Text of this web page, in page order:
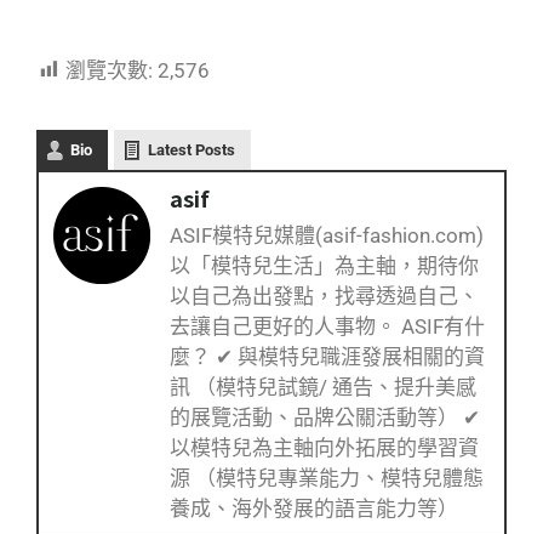
瀏覽次數: 2,576
Bio Latest Posts
asif
ASIF模特兒媒體(asif-fashion.com)
以「模特兒生活」為主軸，期待你
以自己為出發點，找尋透過自己、
去讓自己更好的人事物。 ASIF有什
麼？ ✔ 與模特兒職涯發展相關的資
訊 （模特兒試鏡/ 通告、提升美感
的展覽活動、品牌公關活動等） ✔
以模特兒為主軸向外拓展的學習資
源 （模特兒專業能力、模特兒體態
養成、海外發展的語言能力等）